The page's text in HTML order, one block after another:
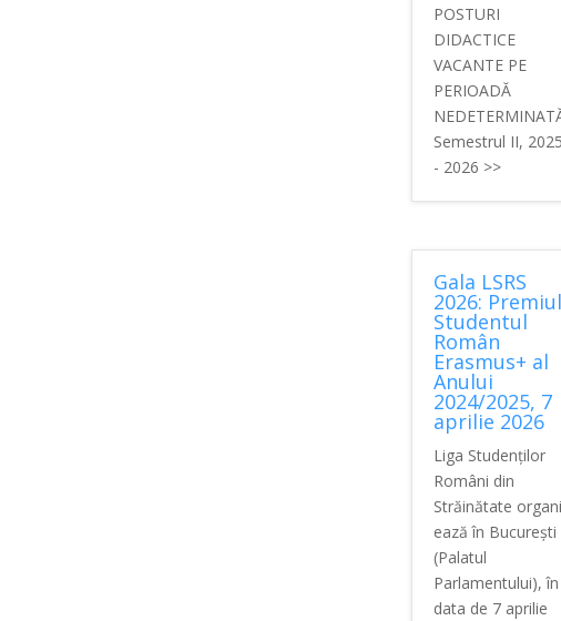
POSTURI
DIDACTICE
VACANTE PE
PERIOADĂ
Semestrul II,
- 2026 >>
Gala LSRS
2026: Premiul
Studentul
Român
Erasmus+ al
Anului
2024/2025, 7
aprilie 2026
Liga Studenților
Români din
Străinătate
ează în București
(Palatul
Parlamentului), în
data de 7 aprilie